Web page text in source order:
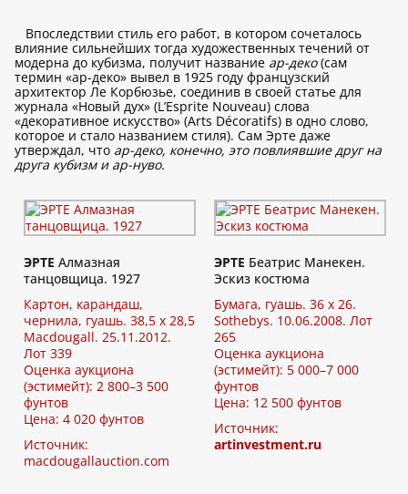
Впоследствии стиль его работ, в котором сочеталось
влияние сильнейших тогда художественных течений от
модерна до кубизма, получит название ар-деко(сам
термин «ар-деко» вывел в 1925 году французский
архитектор Ле Корбюзье, соединив в своей статье для
журнала «Новый дух» (L’Esprite Nouveau) слова
«декоративное искусство» (Arts Décoratifs) в одно слово,
которое и стало названием стиля). Сам Эрте даже
утверждал, что ар-деко, конечно, это повлиявшие друг на
друга кубизм и ар-нуво.
ЭРТЕ Алмазная
танцовщица. 1927
Картон, карандаш,
чернила, гуашь. 38,5 x 28,5
Macdougall. 25.11.2012.
Лот 339
Оценка аукциона
(эстимейт): 2 800–3 500
фунтов
Цена: 4 020 фунтов
Источник:
macdougallauction.com
ЭРТЕ Беатрис Манекен.
Эскиз костюма
Бумага, гуашь. 36 x 26.
Sothebys. 10.06.2008. Лот
265
Оценка аукциона
(эстимейт): 5 000–7 000
фунтов
Цена: 12 500 фунтов
Источник:
artinvestment.ru